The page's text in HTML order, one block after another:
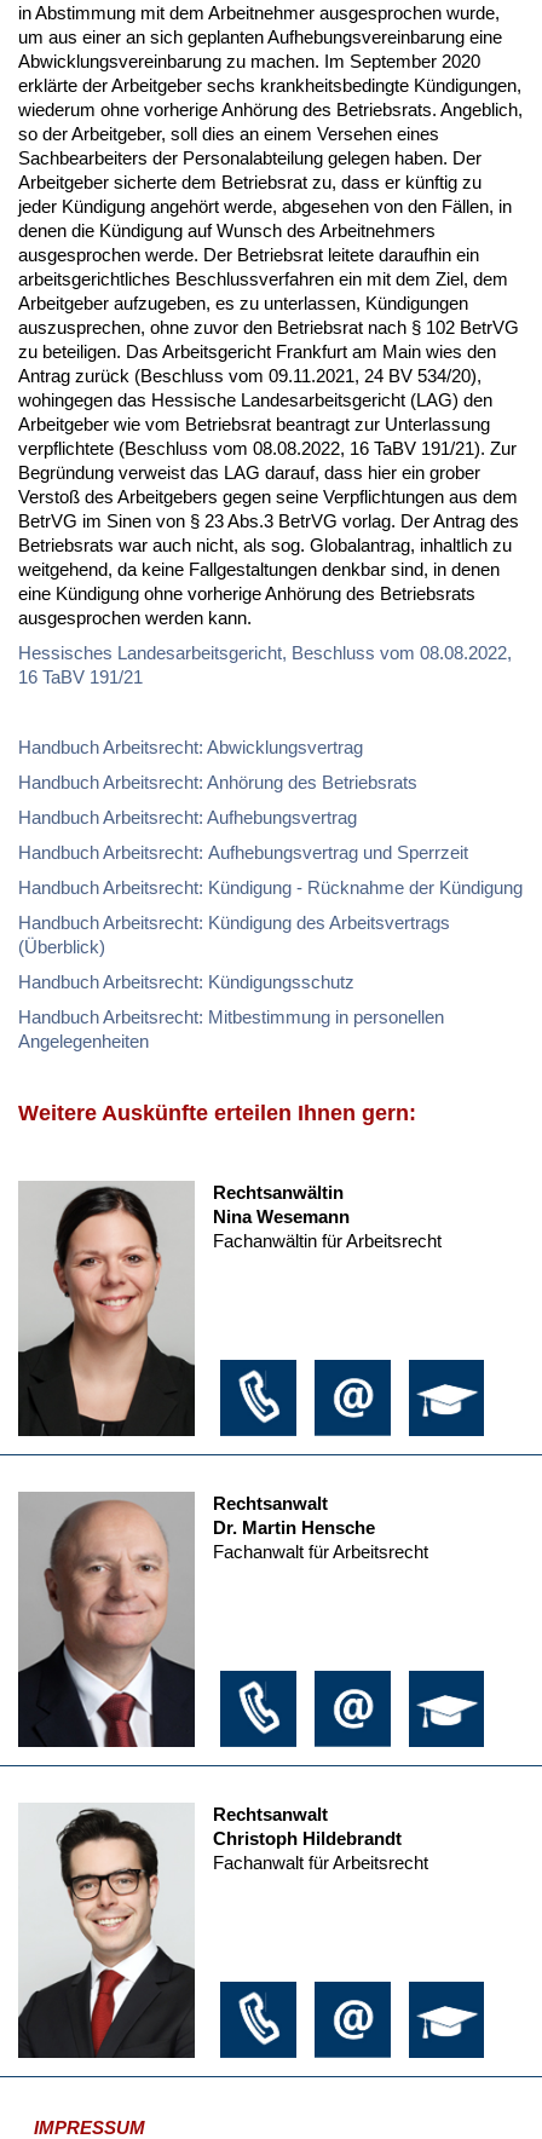
in Abstimmung mit dem Arbeitnehmer ausgesprochen wurde,
um aus einer an sich geplanten Aufhebungsvereinbarung eine
Abwicklungsvereinbarung zu machen. Im September 2020
erklärte der Arbeitgeber sechs krankheitsbedingte Kündigungen,
wiederum ohne vorherige Anhörung des Betriebsrats. Angeblich,
so der Arbeitgeber, soll dies an einem Versehen eines
Sachbearbeiters der Personalabteilung gelegen haben. Der
Arbeitgeber sicherte dem Betriebsrat zu, dass er künftig zu
jeder Kündigung angehört werde, abgesehen von den Fällen, in
denen die Kündigung auf Wunsch des Arbeitnehmers
ausgesprochen werde. Der Betriebsrat leitete daraufhin ein
arbeitsgerichtliches Beschlussverfahren ein mit dem Ziel, dem
Arbeitgeber aufzugeben, es zu unterlassen, Kündigungen
auszusprechen, ohne zuvor den Betriebsrat nach § 102 BetrVG
zu beteiligen. Das Arbeitsgericht Frankfurt am Main wies den
Antrag zurück (Beschluss vom 09.11.2021, 24 BV 534/20),
wohingegen das Hessische Landesarbeitsgericht (LAG) den
Arbeitgeber wie vom Betriebsrat beantragt zur Unterlassung
verpflichtete (Beschluss vom 08.08.2022, 16 TaBV 191/21). Zur
Begründung verweist das LAG darauf, dass hier ein grober
Verstoß des Arbeitgebers gegen seine Verpflichtungen aus dem
BetrVG im Sinen von § 23 Abs.3 BetrVG vorlag. Der Antrag des
Betriebsrats war auch nicht, als sog. Globalantrag, inhaltlich zu
weitgehend, da keine Fallgestaltungen denkbar sind, in denen
eine Kündigung ohne vorherige Anhörung des Betriebsrats
ausgesprochen werden kann.
Hessisches Landesarbeitsgericht, Beschluss vom 08.08.2022,
16 TaBV 191/21
Handbuch Arbeitsrecht: Abwicklungsvertrag
Handbuch Arbeitsrecht: Anhörung des Betriebsrats
Handbuch Arbeitsrecht: Aufhebungsvertrag
Handbuch Arbeitsrecht: Aufhebungsvertrag und Sperrzeit
Handbuch Arbeitsrecht: Kündigung - Rücknahme der Kündigung
Handbuch Arbeitsrecht: Kündigung des Arbeitsvertrags
(Überblick)
Handbuch Arbeitsrecht: Kündigungsschutz
Handbuch Arbeitsrecht: Mitbestimmung in personellen
Angelegenheiten
Weitere Auskünfte erteilen Ihnen gern:
Rechtsanwältin
Nina Wesemann
Fachanwältin für Arbeitsrecht
Rechtsanwalt
Dr. Martin Hensche
Fachanwalt für Arbeitsrecht
Rechtsanwalt
Christoph Hildebrandt
Fachanwalt für Arbeitsrecht
IMPRESSUM